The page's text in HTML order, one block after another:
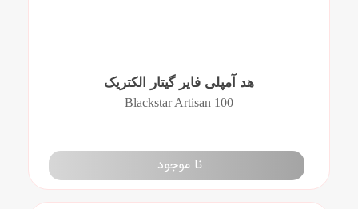
هد آمپلی فایر گیتار الکتریک
Blackstar Artisan 100
نا موجود